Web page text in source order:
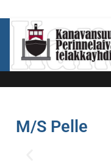
M/S Pelle